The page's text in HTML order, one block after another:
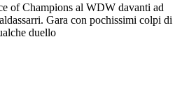
of Champions al WDW davanti ad
Gara con pochissimi colpi di
duello